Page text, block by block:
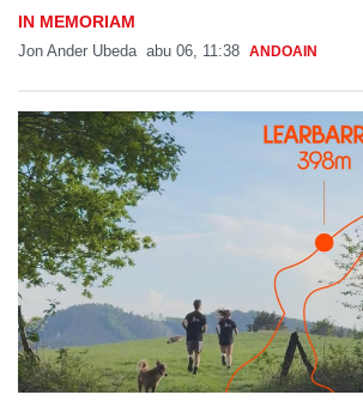
IN MEMORIAM
Jon Ander Ubeda abu 06, 11:38 ANDOAIN